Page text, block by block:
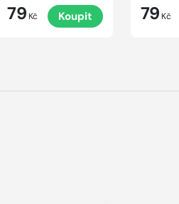
79 Kč Koupit 79 Kč